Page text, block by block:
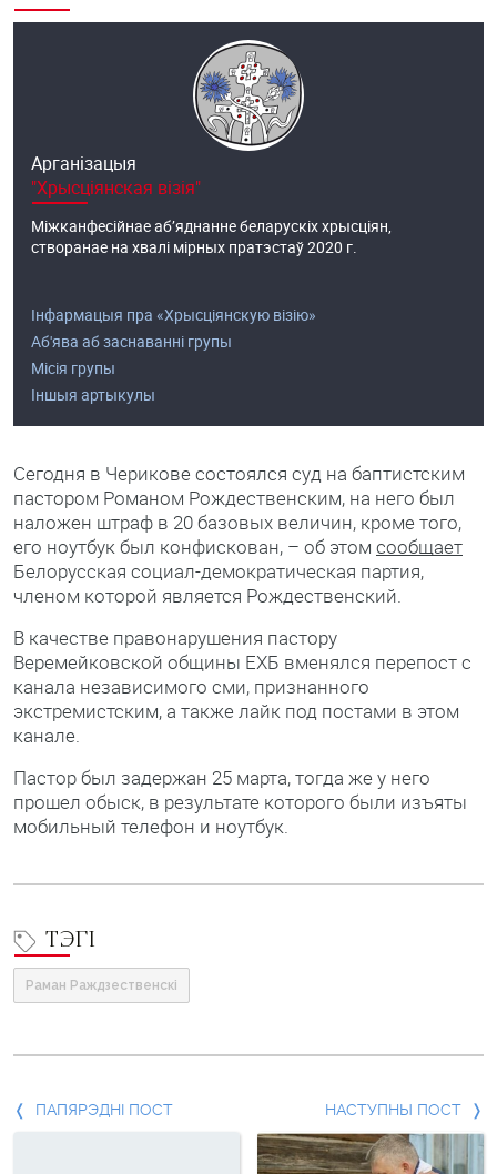
Арганізацыя
"Хрысціянская візія"
Міжканфесійнае аб’яднанне беларускіх хрысціян,
створанае на хвалі мірных пратэстаў 2020 г.
Інфармацыя пра «Хрысціянскую візію»
Аб'ява аб заснаванні групы
Місія групы
Іншыя артыкулы
Сегодня в Черикове состоялся суд на баптистским
пастором Романом Рождественским, на него был
наложен штраф в 20 базовых величин, кроме того,
его ноутбук был конфискован, – об этом сообщает
Белорусская социал-демократическая партия,
членом которой является Рождественский.
В качестве правонарушения пастору
Веремейковской общины ЕХБ вменялся перепост с
канала независимого сми, признанного
экстремистским, а также лайк под постами в этом
канале.
Пастор был задержан 25 марта, тогда же у него
прошел обыск, в результате которого были изъяты
мобильный телефон и ноутбук.
ТЭГІ
Раман Раждзественскі
Папярэдні
ПАПЯРЭДНІ ПОСТ НАСТУПНЫ ПОСТ